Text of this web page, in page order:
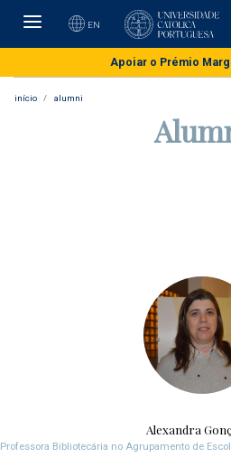
Skip
EN
Apoiar o Prémio
início alumni
Alexandra